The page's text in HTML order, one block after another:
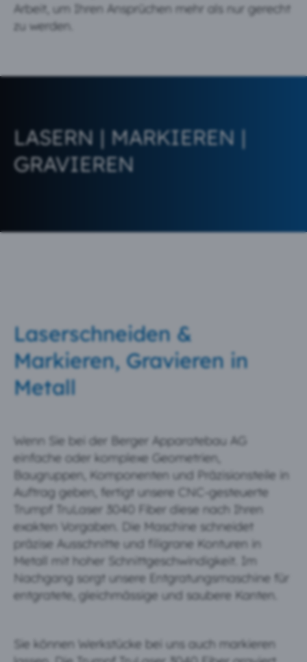
Arbeit, um Ihren Ansprüchen mehr als nur gerecht
zu werden.
LASERN | MARKIEREN |
GRAVIEREN
Laserschneiden &
Markieren, Gravieren in
Metall
Wenn Sie bei der Berger Apparatebau AG
einfache oder komplexe Geometrien,
Baugruppen, Komponenten und Präzisionsteile in
Auftrag geben, fertigt unsere CNC-gesteuerte
Trumpf TruLaser 3040 Fiber diese nach Ihren
exakten Vorgaben. Die Maschine schneidet
präzise Ausschnitte und filigrane Konturen in
Metall mit hoher Schnittgeschwindigkeit. Im
Nachgang sorgt unsere Entgratungsmaschine für
entgratete, gleichmässige und saubere Kanten.
Sie können Werkstücke bei uns auch markieren